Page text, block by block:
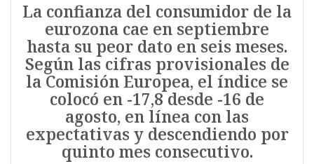
La confianza del consumidor de la
eurozona cae en septiembre
hasta su peor dato en seis meses.
Según las cifras provisionales de
la Comisión Europea, el índice se
colocó en -17,8 desde -16 de
agosto, en línea con las
expectativas y descendiendo por
quinto mes consecutivo.